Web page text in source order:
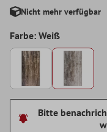
Nicht mehr verfügbar
Farbe: Weiß
Bitte